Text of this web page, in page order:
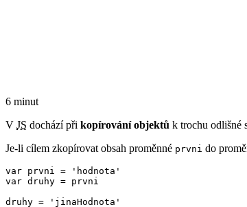
6 minut
V JS dochází při kopírování objektů k trochu odlišné
Je-li cílem zkopírovat obsah proměnné prvni do
var prvni = 'hodnota'
var druhy = prvni
druhy = 'jinaHodnota'